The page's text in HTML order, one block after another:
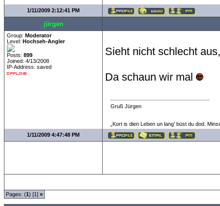
1/11/2009 2:12:41 PM
jürgen
Group: Moderator
Level: Hochseh-Angler
Posts: 899
Joined: 4/13/2008
IP-Address: saved
Sieht nicht schlecht
Da schaun wir mal
Gruß Jürgen
„Kort is dien Leben un lang’ büst du dod.
1/11/2009 4:47:48 PM
Pages: (1) [1] »